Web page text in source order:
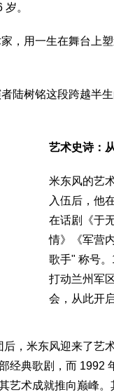
。
，用一生在舞台上
陆树铭这段跨越半
艺术史诗：
米东风的艺
入伍后，他
在话剧《于
情》《军营
歌手" 称号。
打动兰州军
会，从此开
，米东风迎来了艺
经典歌剧，而 1992
艺术成就推向巅峰